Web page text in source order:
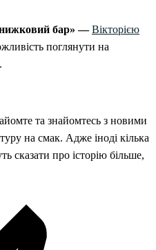
бар» —Вікторією
та знайомтесь з новими
на смак. Адже іноді кілька
сказати про історію більше,